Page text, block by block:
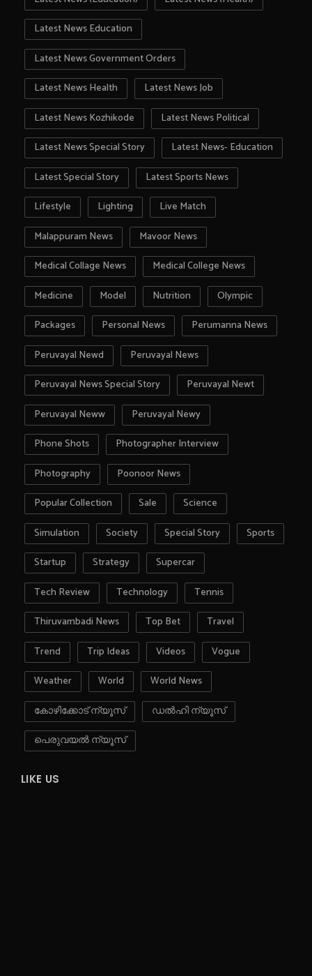
Latest News Education
Latest News Government Orders
Latest News Health
Latest News Job
Latest News Kozhikode
Latest News Political
Latest News Special Story
Latest News- Education
Latest Special Story
Latest Sports News
Lifestyle
Lighting
Live Match
Malappuram News
Mavoor News
Medical Collage News
Medical College News
Medicine
Model Nutrition
Olympic
Packages
Personal News
Perumanna News
Peruvayal Newd
Peruvayal News
Peruvayal News Special Story
Peruvayal Newt
Peruvayal Neww
Peruvayal Newy
Phone Shots
Photographer Interview
Photography
Poonoor News
Popular Collection
Sale
Science
Simulation
Society Special Story
Sports
Startup
Strategy
Supercar
Tech Review
Technology
Tennis
Thiruvambadi News
Top Bet
Travel
Trend
Trip Ideas Videos
Vogue
Weather
World
World News
കോഴിക്കോട് ന്യൂസ്
ഡൽഹി ന്യൂസ്
പെരുവയൽ ന്യൂസ്
LIKE US